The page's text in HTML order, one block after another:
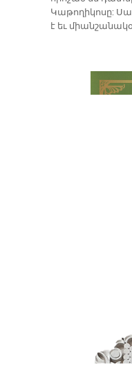
Կաթողիկոսը:
է եւ